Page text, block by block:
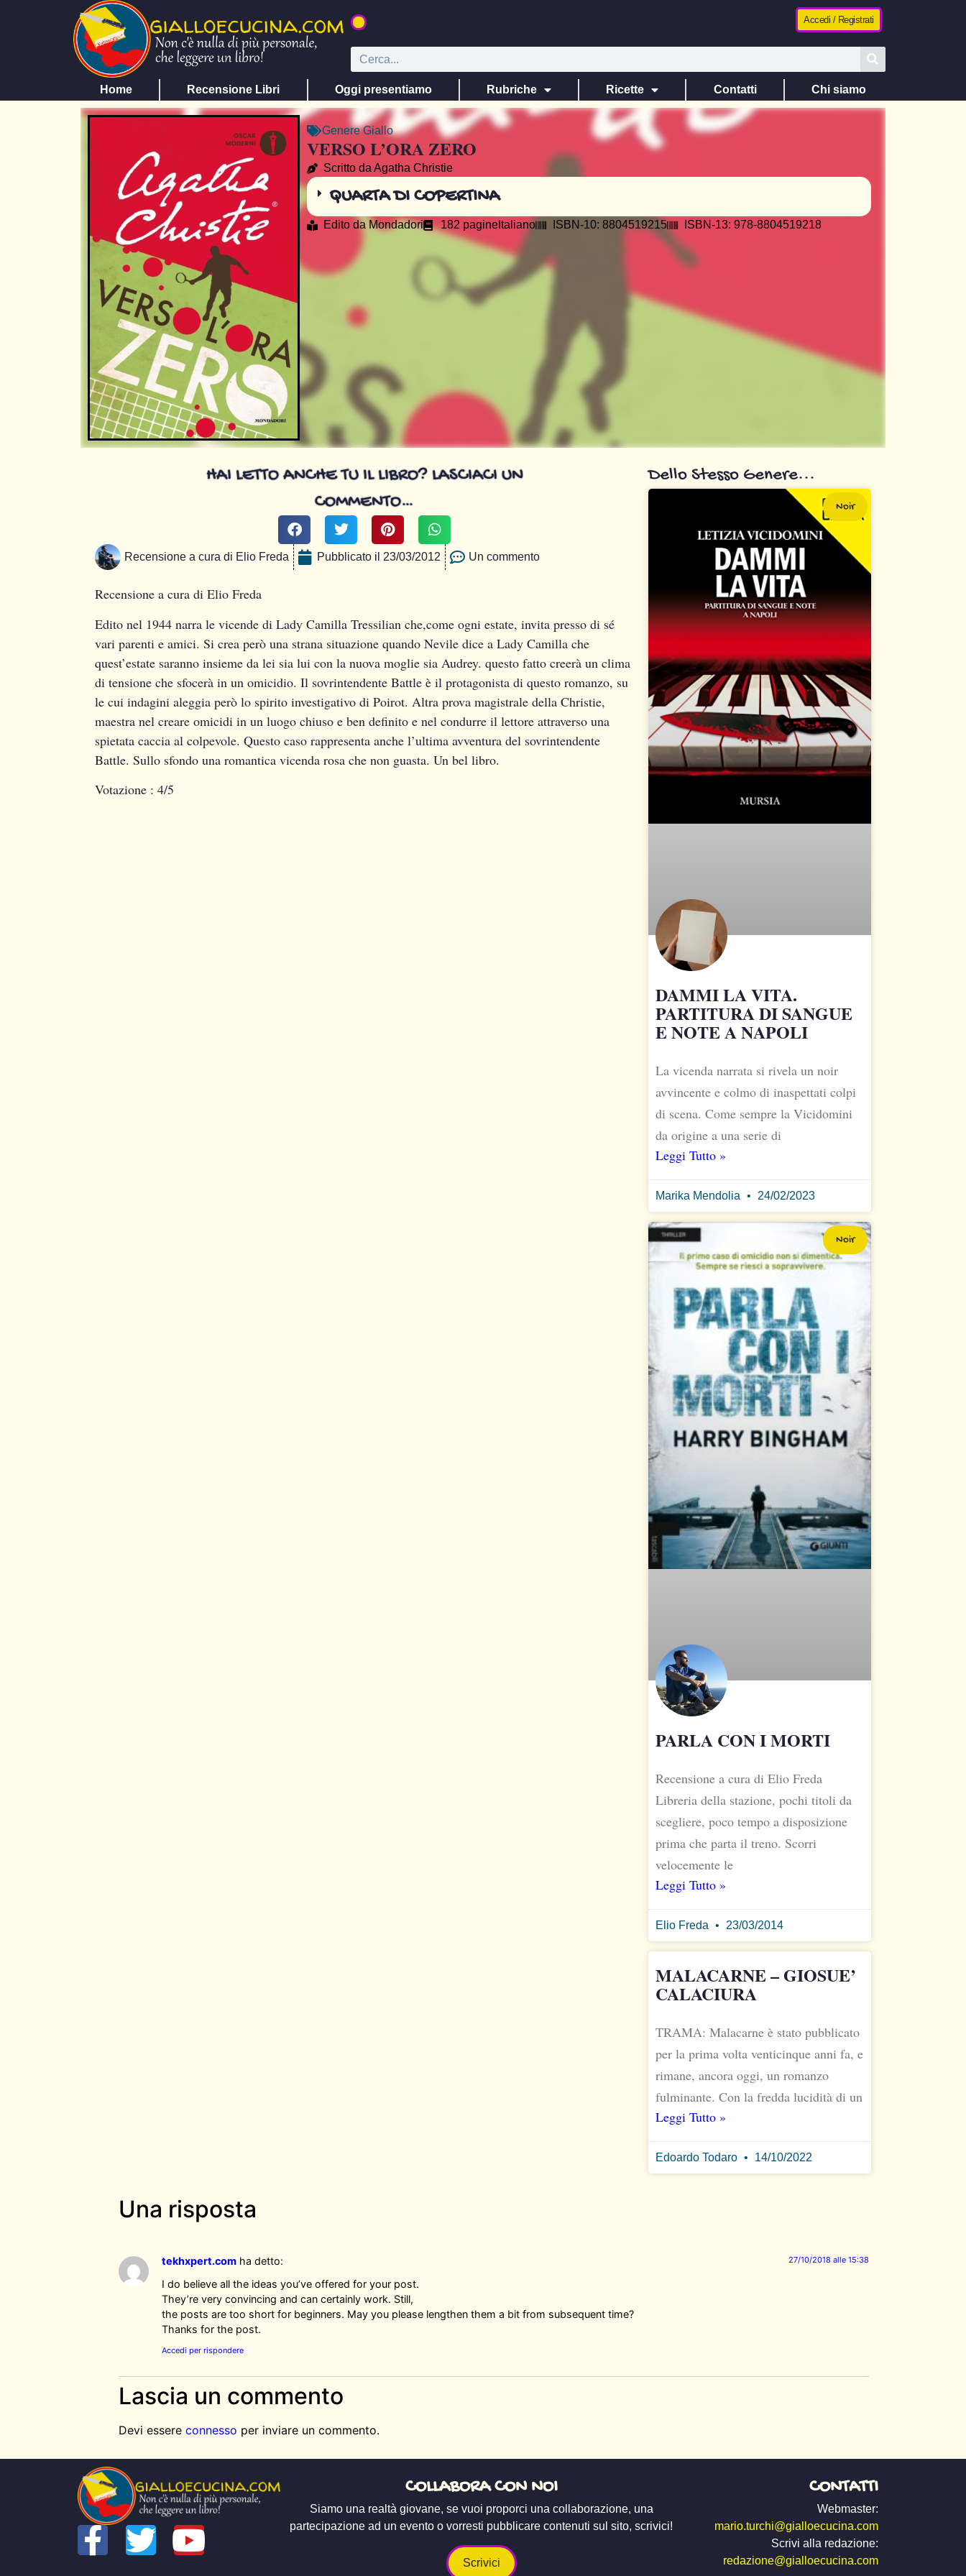
Accedi / Registrati
Home Recensione Libri Oggi presentiamo Rubriche Ricette Contatti Chi siamo
Genere Giallo
VERSO L’ORA ZERO
Scritto da Agatha Christie
QUARTA DI COPERTINA
Edito da Mondadori 182 pagine Italiano ISBN-10: 8804519215 ISBN-13: 978-8804519218
HAI LETTO ANCHE TU IL LIBRO? LASCIACI UN
COMMENTO…
Recensione a cura di Elio Freda Pubblicato il 23/03/2012 Un commento
Recensione a cura di Elio Freda
Edito nel 1944 narra le vicende di Lady Camilla Tressilian che,come ogni estate, invita presso di sé
vari parenti e amici. Si crea però una strana situazione quando Nevile dice a Lady Camilla che
quest’estate saranno insieme da lei sia lui con la nuova moglie sia Audrey. questo fatto creerà un clima
di tensione che sfocerà in un omicidio. Il sovrintendente Battle è il protagonista di questo romanzo, su
le cui indagini aleggia però lo spirito investigativo di Poirot. Altra prova magistrale della Christie,
maestra nel creare omicidi in un luogo chiuso e ben definito e nel condurre il lettore attraverso una
spietata caccia al colpevole. Questo caso rappresenta anche l’ultima avventura del sovrintendente
Battle. Sullo sfondo una romantica vicenda rosa che non guasta. Un bel libro.
Votazione : 4/5
Dello Stesso Genere...
Noir
DAMMI LA VITA.
PARTITURA DI SANGUE
E NOTE A NAPOLI
La vicenda narrata si rivela un noir
avvincente e colmo di inaspettati colpi
di scena. Come sempre la Vicidomini
da origine a una serie di
Leggi Tutto »
Marika Mendolia 24/02/2023
Noir
PARLA CON I MORTI
Recensione a cura di Elio Freda
Libreria della stazione, pochi titoli da
scegliere, poco tempo a disposizione
prima che parta il treno. Scorri
velocemente le
Leggi Tutto »
Elio Freda 23/03/2014
MALACARNE – GIOSUE’
CALACIURA
TRAMA: Malacarne è stato pubblicato
per la prima volta venticinque anni fa, e
rimane, ancora oggi, un romanzo
fulminante. Con la fredda lucidità di un
Leggi Tutto »
Edoardo Todaro 14/10/2022
Una risposta
tekhxpert.com ha detto: 27/10/2018 alle 15:38
I do believe all the ideas you’ve offered for your post.
They’re very convincing and can certainly work. Still,
the posts are too short for beginners. May you please lengthen them a bit from subsequent time?
Thanks for the post.
Accedi per rispondere
Lascia un commento
Devi essere connesso per inviare un commento.
COLLABORA CON NOI
Siamo una realtà giovane, se vuoi proporci una collaborazione, una
partecipazione ad un evento o vorresti pubblicare contenuti sul sito, scrivici!
Scrivici
CONTATTI
Webmaster:
mario.turchi@gialloecucina.com
Scrivi alla redazione:
redazione@gialloecucina.com